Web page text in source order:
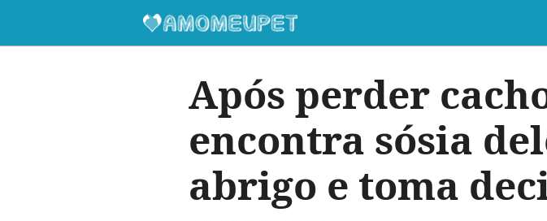
Após perder
encontra sósia
abrigo e toma